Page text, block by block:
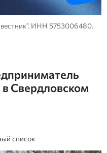
ИНН 5753006480.
в Свердловском
список